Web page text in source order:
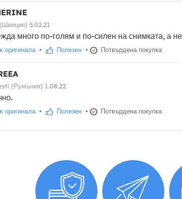
5.02.21
много по-голям и по-силен на снимката, а
оригинала • Полезен • Потвърдена покупка
(Румъния) 1.08.22
оригинала • Полезен • Потвърдена покупка